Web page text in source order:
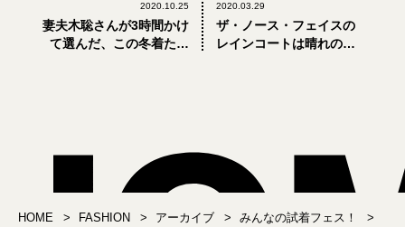
2020.10.25
妻夫木聡さんが3時間かけ
て選んだ、この冬着たい
2020.03.29
ザ・ノース・フェイスの
レインコートは晴れの日
HOME FASHION アーカイブ
みんなの試着フェス！